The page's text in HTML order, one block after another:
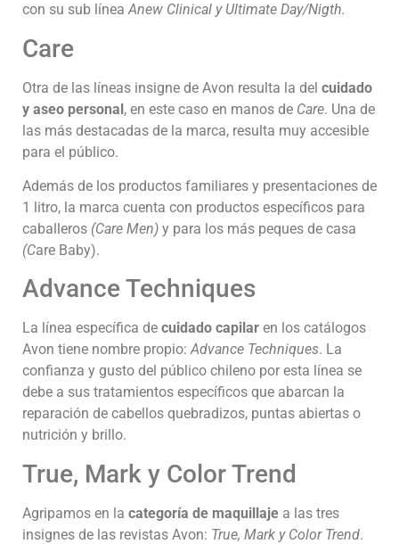
con su sub líneaAnew Clinical y Ultimate Day/Nigth.
Care
Otra de las líneas insigne de Avon resulta la del cuidado
y aseo personal, en este caso en manos de Care. Una de
las más destacadas de la marca, resulta muy accesible
para el público.
Además de los productos familiares y presentaciones de
1 litro, la marca cuenta con productos específicos para
caballeros (Care Men) y para los más peques de casa
(Care Baby).
Advance Techniques
La línea específica de cuidado capilar en los catálogos
Avon tiene nombre propio:Advance Techniques. La
confianza y gusto del público chileno por esta línea se
debe a sus tratamientos específicos que abarcan la
reparación de cabellos quebradizos, puntas abiertas o
nutrición y brillo.
True, Mark y Color Trend
Agripamos en la categoría de maquillaje a las tres
insignes de las revistas Avon: True, Mark y Color Trend.